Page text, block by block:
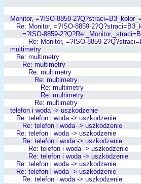
Monitor, =?ISO-8859-
Re: Monitor, =?ISO-8859-
=?ISO-8859-
Re: Monitor, =?ISO-8859-
multimetry
Re: multimetry
Re: multimetry
Re: multimetry
Re: multimetry
Re: multimetry
Re: multimetry
Re: multimetry
telefon i woda -> uszkodzenie
Re: telefon i woda -> uszkodzenie
Re: telefon i woda -> uszkodzenie
Re: telefon i woda -> uszkodzenie
Re: telefon i woda -> uszkodzenie
Re: telefon i woda -> uszkodzenie
Re: telefon i woda -> uszkodzenie
Re: telefon i woda -> uszkodzenie
Re: telefon i woda -> uszkodzenie
Re: telefon i woda -> uszkodzenie